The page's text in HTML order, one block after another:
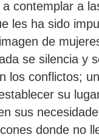
contemplar a
les ha sido
de
se silencia y
los conflictos;
su
sus
donde no